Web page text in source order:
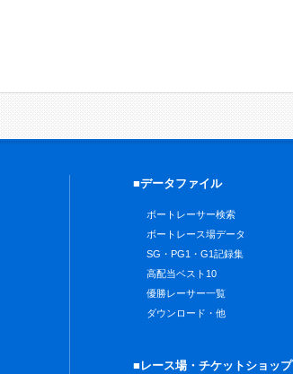
■データファイル
ボートレーサー検索
ボートレース場データ
SG・PG1・G1記録集
高配当ベスト10
優勝レーサー一覧
ダウンロード・他
■レース場・チケットショップ